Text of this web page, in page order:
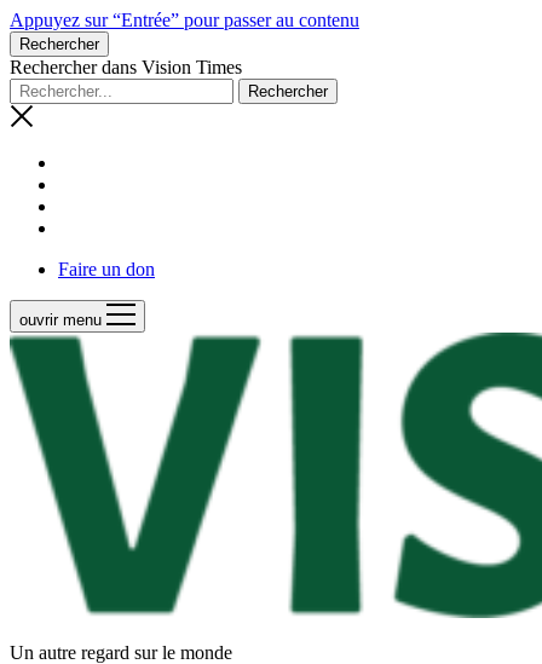
Appuyez sur “Entrée” pour passer au contenu
Rechercher
Rechercher dans Vision Times
Faire un don
ouvrir menu
Un autre regard sur le monde